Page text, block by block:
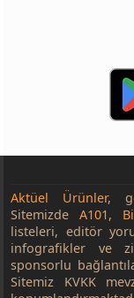
Aktüel Ürünler,
SitemizdeA101,
listeleri, editör
infografikler ve
sponsorlu
Sitemiz KVKK